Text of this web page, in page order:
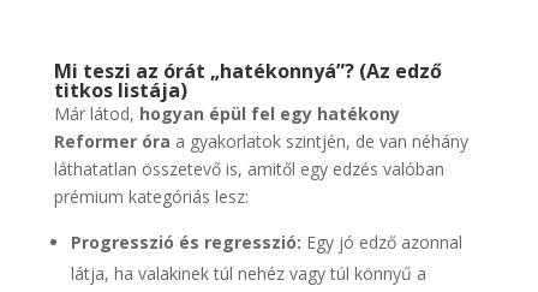
Mi teszi az órát „hatékonnyá”? (Az edző
titkos listája)
Már látod, hogyan épül fel egy hatékony
Reformer óra a gyakorlatok szintjén, de van néhány
láthatatlan összetevő is, amitől egy edzés valóban
prémium kategóriás lesz:
Progresszió és regresszió: Egy jó edző azonnal
látja, ha valakinek túl nehéz vagy túl könnyű a